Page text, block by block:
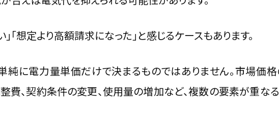
「想定より高額請求になった」と感じるケースもあります。
純に電力量単価だけで決まるものではありません。市場価
費、契約条件の変更、使用量の増加など、複数の要素が重な